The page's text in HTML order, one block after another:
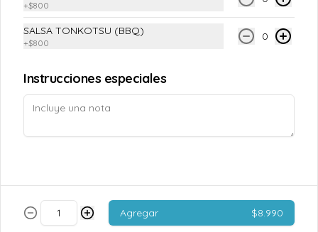
Instagram
Facebook
Pedir
Iniciar sesión
+$800
SALSA TONKOTSU (BBQ)
+$800
0
Instrucciones especiales
Agregar $8.990